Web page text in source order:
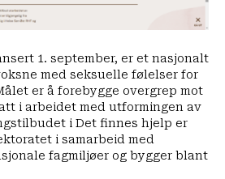
1. september, er et nasjonalt
med seksuelle følelser for
er å forebygge overgrep mot
i arbeidet med utformingen av
i Det finnes hjelp er
i samarbeid med
fagmiljøer og bygger blant